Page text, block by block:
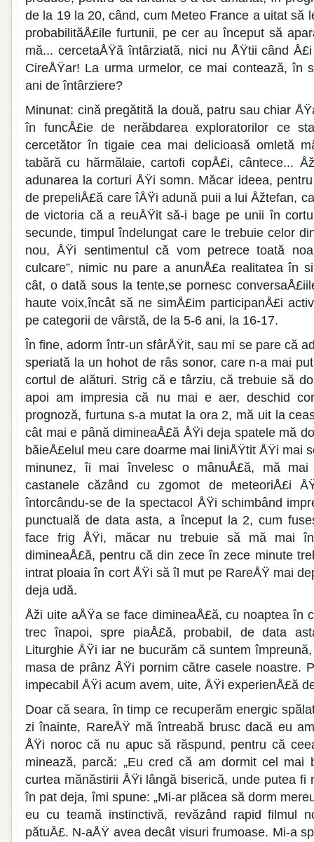
de la 19 la 20, când, cum Meteo France a uitat să
probabilităÅ£ile furtunii, pe cer au început să
mă... cercetaÅŸă întârziată, nici nu ÅŸtii când
CireÅŸar! La urma urme­lor, ce mai contează, în
ani de întârziere?
Minunat: cină pregătită la două, patru sau chiar
în funcÅ£ie de nerăbdarea exploratorilor ce
cercetător în tigaie cea mai delicioa­să omletă
tabără cu hărmălaie, cartofi copÅ£i, cântece...
adunarea la corturi ÅŸi somn. Măcar ideea,
de prepeliÅ£ă care îÅŸi adună puii a lui Åžtefan,
de victoria că a reuÅŸit să-i bage pe unii în
secunde, timpul îndelungat care le trebuie celor
nou, ÅŸi sentimentul că vom petrece toată
culcare”, nimic nu pare a anunÅ£a realitatea în
cât, o dată sous la tente,se pornesc
haute voix,încât să ne simÅ£im participanÅ£i
pe categorii de vârstă, de la 5-6 ani, la 16-17.
În fine, adorm într-un sfârÅŸit, sau mi se pare că
speriată la un hohot de râs sonor, care n-a mai
cortul de alături. Strig că e târziu, că trebuie să
apoi am impresia că nu mai e aer, deschid
prognoză, furtuna s-a mutat la ora 2, mă uit la
cât mai e până dimineaÅ£ă ÅŸi deja spatele mă
băieÅ£elul meu care doarme mai liniÅŸtit ÅŸi mai
minunez, îi mai învelesc o mânuÅ£ă, mă
castanele căzând cu zgomot de meteoriÅ£i
întorcându-se de la spectacol ÅŸi schimbând
punctuală de data asta, a început la 2, cum
face frig ÅŸi, măcar nu trebuie să mă mai
dimineaÅ£ă, pentru că din zece în zece minute
in­trat ploaia în cort ÅŸi să îl mut pe RareÅŸ mai
deja udă.
Åži uite aÅŸa se face dimineaÅ£ă, cu noaptea în
trec înapoi, spre piaÅ£ă, pro­babil, de data
Liturghie ÅŸi iar ne bucurăm că suntem
masa de prânz ÅŸi pornim către casele noastre.
impecabil ÅŸi acum avem, uite, ÅŸi experienÅ£ă
Doar că seara, în timp ce recuperăm ener­gic
zi înainte, RareÅŸ mă întreabă brusc dacă eu
ÅŸi noroc că nu apuc să răs­pund, pentru că
minează, parcă: „Eu cred că am dormit cel mai
curtea mănăstirii ÅŸi lângă biserică, unde putea fi
în pat deja, îmi spune: „Mi-ar plă­cea să dorm
eu cu teamă instinctivă, revăzând rapid fil­mul
pătuÅ£. N-aÅŸ avea decât visuri frumoase. Mi-a